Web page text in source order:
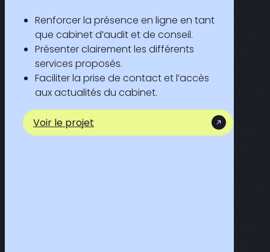
Renforcer la présence en ligne en tant
que cabinet d’audit et de conseil.
Présenter clairement les différents
services proposés.​
Faciliter la prise de contact et l’accès
aux actualités du cabinet.​
Voir le projet